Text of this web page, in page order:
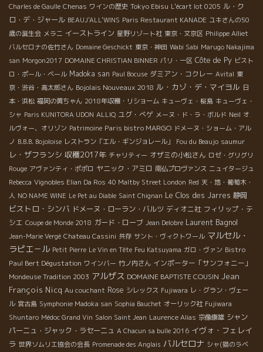
Charles de Gaulle Chenas ワインの歴史 Tokyo Ebisu L'écart lot 0205 ル・ク
ロ・デ・ジャール BEAUJ'ALL'WINS Paris Restaurant KANADE ユキさんの50
歳の誕生会 メラニ イーストライン 星野リゾート社 東京・文京区 Philippe Alliet
バルセロナの佐竹さん Domaine Geschickt 東京・神田 Wabi Sabi Marugo Nakajima
san Morgon2017 DOMAINE CHRISTIAN BINNER パリ・一区 Côte de Py ビスト
ロ・ポール・ベール Madoka san Paul Bocuse ダミアン・コクレー Avital 東
京・渋谷・高太郎さん Bojolais Nouveaux 2018 ル・カゾ・デ・マイヨル 日
本・浜松 福岡の黄ちゃん 2018年収穫・リショーム キューヴェ・桜島 キューヴェ・
シャ Paris KUNITORA UDON ALLIQ ユグ・べゲ メーヌ・ド・ラ・ボルド Neil オ
ルヴォー、オリゾン Patrimoine Paris bistro MARGO ドメーヌ・ショーム・アル
ノ B.B.B. Bojoloise レストラン「エル・ギンジョレール」 Fou du Beaujo saumur
レ・ザフランシ 収穫2017年 チャリティー オザミの小松さん ロゼ・グリグリ
Rouge アヴァンティ・ポポロ ヤニック・アミロ 南仏プロヴァンス ニュイタージュ
Rebecca Vignobles Elian Da Ros 40 Maltby Street London Red 天・地・葡萄木・
人 NO NAME WINE Le Pet au Diable Saint Chignan Le Clos des Jarres 静岡
ビストロ・シンバ ドメーヌ・ローラン・バルツ ディオニ社 フィリップ・テ
シエ Coupe de Monde 2018 ガード・ローブ Jean Delobre Laurent Bagnol
Jean-Marie Vergé Chateau Cassini 共存 サント・ヴィクトワール マルセル・
ラピエ－ル Petit Pierre Le Vin en Tête Feu Katsuyama ガロ・ヴァン Bistro
Paul Bert Dégustation ワインバー 竹ノ内さん インポーター「サンフォニー」
Mondeuse Tradition 2003 アルザス DOMAINE BAPTISTE COUSIN Jean
François Nicq Au couchant Rose シレックス Fujiwara レ・グラン・ヴェー
ル 宮古島 Symphonie Madoka san Sophia Bauchet オーリック社 Fujiwara
Shuntaro Médoc Grand Vin Salon Saint Jean Laurence Alias 宗像康雄 シャン
パーニュ・ジャック・ラセーニュ A Chacun sa bulle 2016 イヴォ・フェレイ
ラ 世界ソムリエ協会の会長 Promenade des Anglais バルセロナ シャ(猫のラベ